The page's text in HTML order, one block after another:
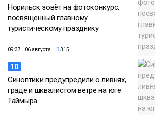
Норильск зовёт на фотоконкурс,
посвященный главному
туристическому празднику
09:37 06 августа 315
10
Синоптики предупредили о ливнях,
граде и шквалистом ветре на юге
Таймыра